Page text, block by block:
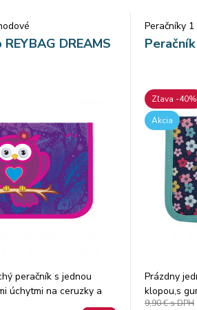
DREAMS
peračník s jednou
úchytmi na ceruzky a
zips vhodným na
Peračníky
Zľava -40%
Akcia
Prázdny
klopou,s
perá,
9,90 €s DPH